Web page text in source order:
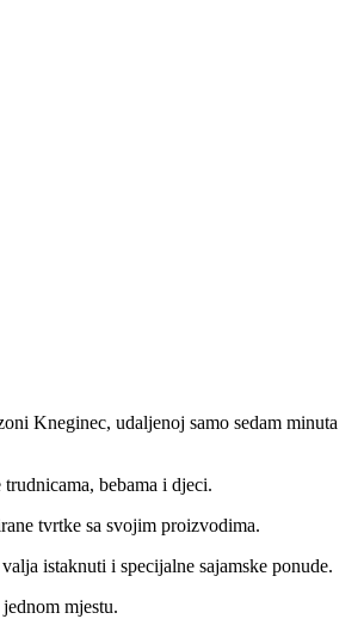
Kneginec, udaljenoj samo sedam minuta
bebama i djeci.
tvrtke sa svojim proizvodima.
istaknuti i specijalne sajamske ponude.
mjestu.